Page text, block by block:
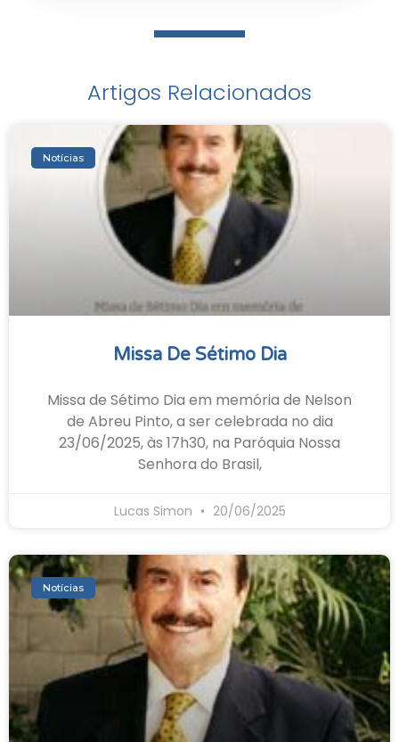
Artigos Relacionados
Notícias
Missa De Sétimo Dia
Missa de Sétimo Dia em memória de Nelson
de Abreu Pinto, a ser celebrada no dia
23/06/2025, às 17h30, na Paróquia Nossa
Senhora do Brasil,
Lucas Simon 20/06/2025
Notícias